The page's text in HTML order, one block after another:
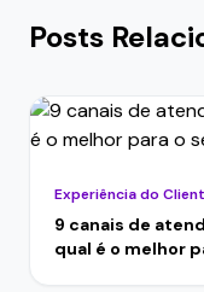
Posts
Experiência do
9 canais de
qual é o melhor